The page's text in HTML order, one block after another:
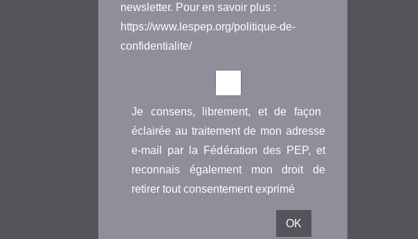
newsletter. Pour en savoir plus :
https://www.lespep.org/politique-de-
confidentialite/
Je consens, librement, et de façon
éclairée au traitement de mon adresse
e-mail par la Fédération des PEP, et
reconnais également mon droit de
retirer tout consentement exprimé